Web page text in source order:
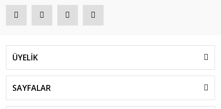
ÜYELİK
SAYFALAR